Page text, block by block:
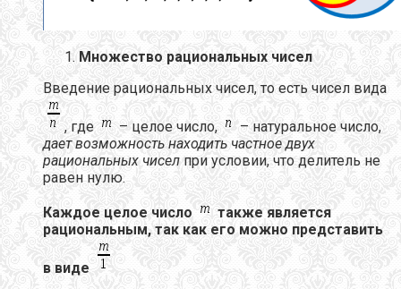
Множество рациональных чисел
Введение рациональных чисел, то есть чисел вида
, где – целое число,
– натуральное число,
дает возможность находить частное двух
рациональных чисел при условии, что делитель не
равен нулю.
Каждое целое число
также является
рациональным, так как его можно представить
в виде